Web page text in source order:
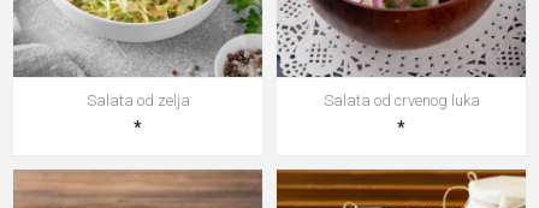
Salata od zelja
*
Salata od crvenog luka
*